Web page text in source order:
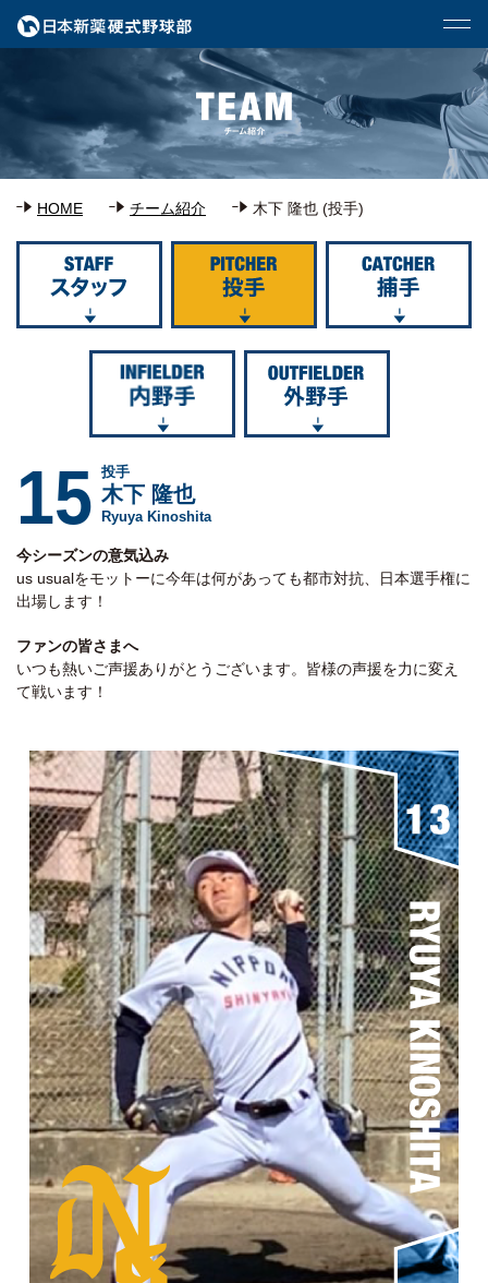
HOME チーム紹介 木下 隆也 (投手)
15 投手
木下 隆也
Ryuya Kinoshita
今シーズンの意気込み
us usualをモットーに今年は何があっても都市対抗、日本選手権に
出場します！
ファンの皆さまへ
いつも熱いご声援ありがとうございます。皆様の声援を力に変え
て戦います！